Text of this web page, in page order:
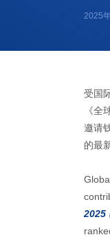
2025
受国
《全
邀请
的最
2025